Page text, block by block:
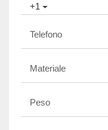
+1
Telefono
Materiale
Peso